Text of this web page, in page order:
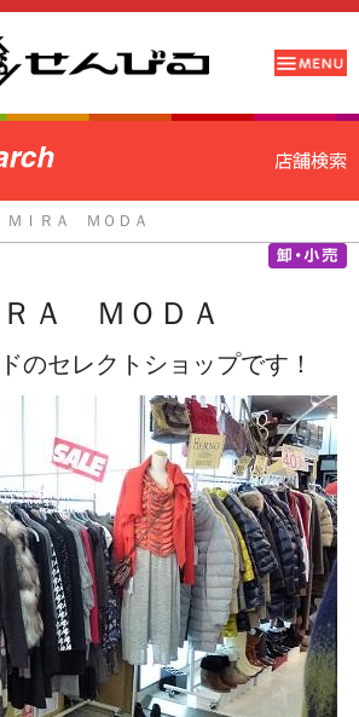
ＭＩＲＡ ＭＯＤＡ
ＲＡ ＭＯＤＡ
のセレクトショップです！